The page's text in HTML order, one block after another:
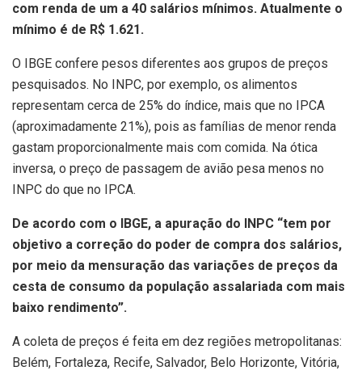
com renda de um a 40 salários mínimos. Atualmente o
mínimo é de R$ 1.621.
O IBGE confere pesos diferentes aos grupos de preços
pesquisados. No INPC, por exemplo, os alimentos
representam cerca de 25% do índice, mais que no IPCA
(aproximadamente 21%), pois as famílias de menor renda
gastam proporcionalmente mais com comida. Na ótica
inversa, o preço de passagem de avião pesa menos no
INPC do que no IPCA.
De acordo com o IBGE, a apuração do INPC “tem por
objetivo a correção do poder de compra dos salários,
por meio da mensuração das variações de preços da
cesta de consumo da população assalariada com mais
baixo rendimento”.
A coleta de preços é feita em dez regiões metropolitanas:
Belém, Fortaleza, Recife, Salvador, Belo Horizonte, Vitória,